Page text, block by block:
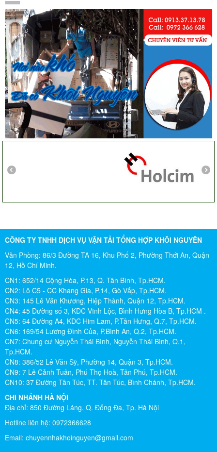
Cô Loan
57 Tây Thạnh, Tân Phú
Khảo sát nhanh, giá cả hợp lý. Nhân viên nhiệt tình. Chúc
công ty ngày càng phát triển. Cảm ơn Khôi Nguyên
Chị Tố Nhi
Tô Hiến Thành - Quận 10
CÔNG TY TNHH DỊCH VỤ VẬN TẢI TỔNG HỢP KHÔI NGUYÊN
Văn Phòng: 86/3 Đường TA 16, Khu Phố 2, Phường Thới An, Quận
12, Hồ Chí Minh.
CN1: 652/14 Cộng Hòa, P.13, Q. Tân Bình, Tp.HCM.
CN2: Lô C5 - CC Khang Gia, P.14, Gò Vấp, Tp.HCM.
CN3: 145 Lê Văn Khương, Hiệp Thành, Quận 12, Tp.HCM.
CN4: 45 Đường số 3, KDC Vĩnh Lộc, Bình Hưng Hòa B, Tp.HCM .
CN5: 64 Đường A4, KDC Him Lam, P.Tân Hưng, Q.7, Tp.HCM.
CN6: 169/54 Lương Đình Của, P.Bình An, Q.2, Tp.HCM.
CN7: Chung cư Nguyễn Thái Bình, Nguyễn Thái Bình, Q.1,
Tp.HCM.
CN8: 386/52 Lê Văn Sỹ, Phường 14, Quận 3, Tp.HCM.
CN9: 7 Lê Cảnh Tuân, Phú Thọ Hoà, Tân Phú, Tp.HCM.
CN10: 37 Đường Tân Túc, TT. Tân Túc, Bình Chánh, Tp.HCM.
CHI NHÁNH HÀ NỘI
Địa chỉ: 850 Đường Láng, Q. Đống Đa, Tp. Hà Nội
Hotline liên hệ: 0972366628
Email: chuyennhakhoinguyen@gmail.com